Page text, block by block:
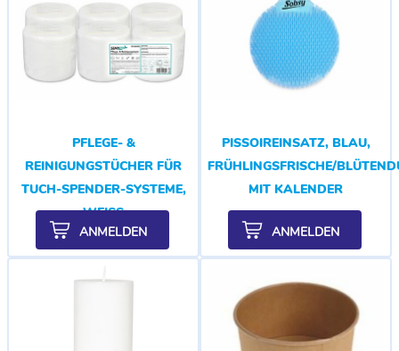
PFLEGE- &
REINIGUNGSTÜCHER FÜR
TUCH-SPENDER-SYSTEME,
WEISS
ANMELDEN
PISSOIREINSATZ, BLAU,
FRÜHLINGSFRISCHE/
MIT KALENDER
ANMELDEN